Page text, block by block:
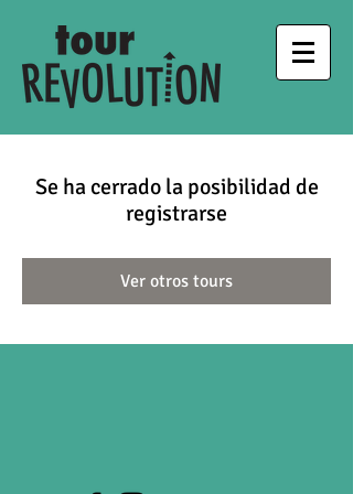
Se ha cerrado la posibilidad de
registrarse
Ver otros tours